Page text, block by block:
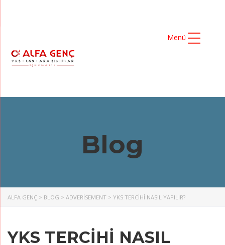
Menü
Blog
ALFA GENÇ > BLOG > ADVERISEMENT > YKS TERCIHI NASIL YAPILIR?
YKS TERCIHI NASIL